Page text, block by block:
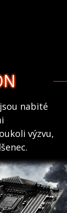
nabité
výzvu,